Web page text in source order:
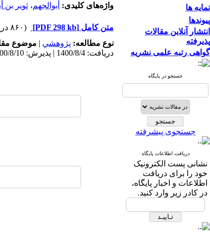
نمایه ها
پیوندها
انتشار آنلاین مقالات
پذیرفته
گواهی رتبه علمی نشریه
جستجو در پایگاه
جستجوی پیشرفته
دریافت اطلاعات پایگاه
نشانی پست الکترونیک
خود را برای دریافت
اطلاعات و اخبار پایگاه،
در کادر زیر وارد کنید.
واژه‌های کلیدی: أبو‌الجهم، ثویر بن
متن کامل [PDF 298 kb]
(۸۶۰ دریافت)
نوع مطالعه: پژوهشي | موضوع
دریافت: 1400/8/4 | پذیرش: 1400/8/10 | انتشار: 1400/8/10